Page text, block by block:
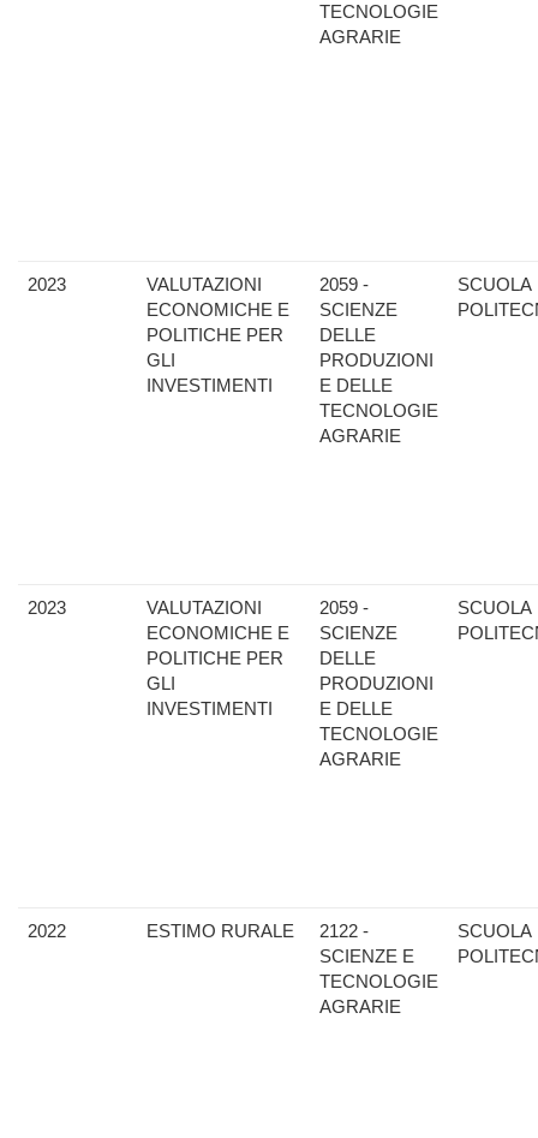
TECNOLOGIE
AGRARIE
2023
VALUTAZIONI
ECONOMICHE E
POLITICHE PER
GLI
INVESTIMENTI
2059 -
SCIENZE
DELLE
PRODUZIONI
E DELLE
TECNOLOGIE
AGRARIE
SCUOLA
2023
VALUTAZIONI
ECONOMICHE E
POLITICHE PER
GLI
INVESTIMENTI
2059 -
SCIENZE
DELLE
PRODUZIONI
E DELLE
TECNOLOGIE
AGRARIE
SCUOLA
2022 ESTIMO RURALE
2122 -
SCIENZE E
TECNOLOGIE
AGRARIE
SCUOLA